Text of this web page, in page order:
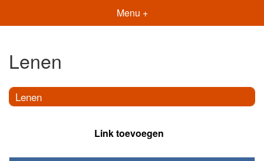
Menu +
Lenen
Lenen
Link toevoegen